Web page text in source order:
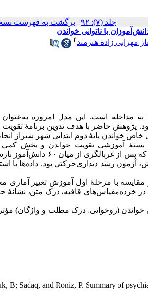
‫جلد (۷): ۹۲ | برگشت به فهرست
مهرابی زاده هنرمند۴
مداخله است. این مدل امروزه
پژوهش حاضر با هدف تدوین برنامهٔ تقویت
خواندن پایهٔ دوم ابتدایی شهر شیراز
بستۀ آموزشی تقویت خواندن و بخش کمی
شبه‌آزمایشی بود. نمونۀ پژوهش شامل ۳۰ دانش‌آموز پایۀ دوم ابتدایی (۱۵ دختر و ۱۵ پسر) بود
آزمون رشد دیداری‌حرکتی بود. داده‌ها با
با مرحلۀ اول آموزش تغییر آماری
در خرده‌مقیاس‌های قافیه، درک متن،
خواندن (روخوانی، درک مطلب و واژگان)
B; Sadaq, and Roniz, P. Summary of